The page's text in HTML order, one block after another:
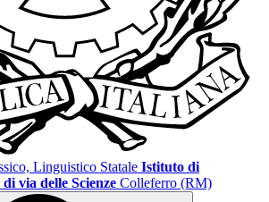
Linguistico Statale Istituto di
via delle Scienze Colleferro (RM)